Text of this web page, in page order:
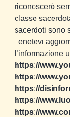
riconoscerò
classe
sacerdoti sono
Tenetevi
l’informazione
https://
https://
https://
https://
https://